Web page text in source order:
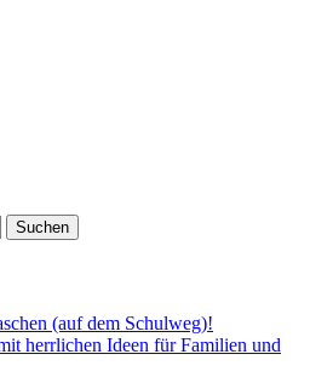
(auf dem Schulweg)!
herrlichen Ideen für Familien und